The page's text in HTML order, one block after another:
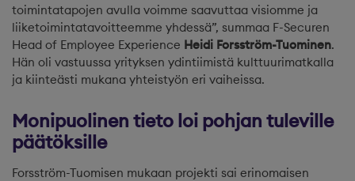
toimintatapojen avulla voimme saavuttaa visiomme ja
liiketoimintatavoitteemme yhdessä”, summaa F-Securen
Head of Employee Experience Heidi Forsström-Tuominen.
Hän oli vastuussa yrityksen ydintiimistä kulttuurimatkalla
ja kiinteästi mukana yhteistyön eri vaiheissa.
Monipuolinen tieto loi pohjan tuleville
päätöksille
Forsström-Tuomisen mukaan projekti sai erinomaisen